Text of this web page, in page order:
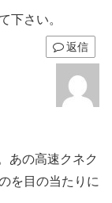
下さい。
返信
あの高速クネク
を目の当たりに